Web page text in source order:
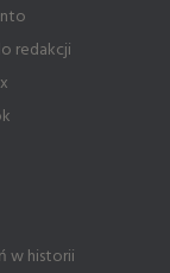
redakcji
w historii